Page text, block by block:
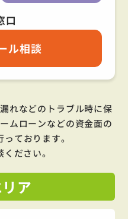
口
ル相談
れなどのトラブル時に保
ムローンなどの資金面の
ております。
ださい。
ア